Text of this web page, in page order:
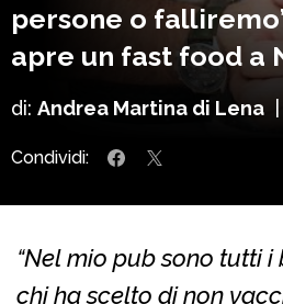
persone o
apre un fast food a
di: Andrea Martina di Lena
Condividi:
“Nel mio pub sono tutti
chi ha scelto di non